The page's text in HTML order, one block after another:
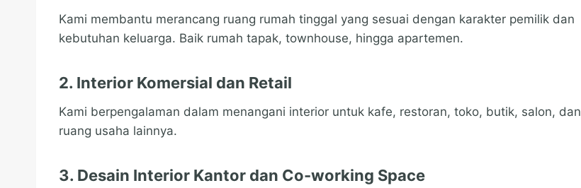
Kami membantu merancang ruang rumah tinggal yang sesuai dengan karakter pemilik dan
kebutuhan keluarga. Baik rumah tapak, townhouse, hingga apartemen.
2. Interior Komersial dan Retail
Kami berpengalaman dalam menangani interior untuk kafe, restoran, toko, butik, salon, dan
ruang usaha lainnya.
3. Desain Interior Kantor dan Co-working Space